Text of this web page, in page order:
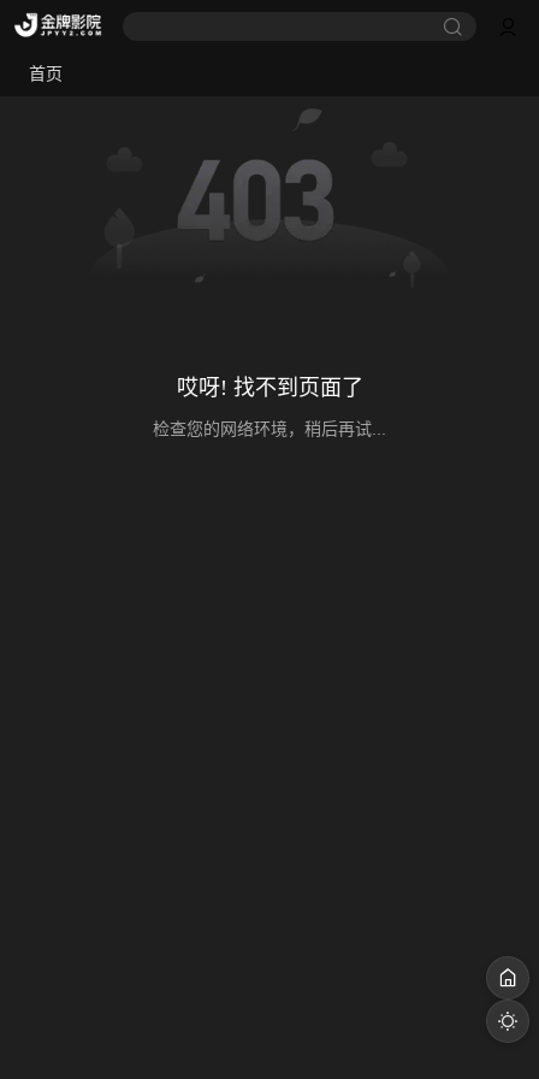
首页
哎呀! 找不到页面了
检查您的网络环境，稍后再试...